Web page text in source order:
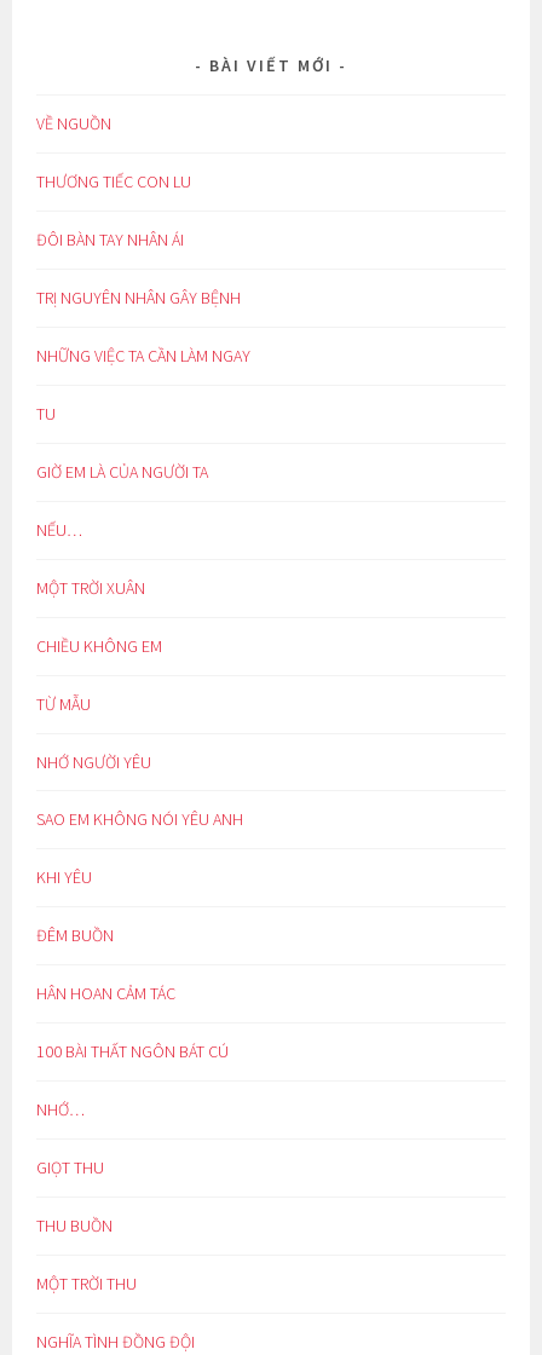
BÀI VIẾT MỚI
VỀ NGUỒN
THƯƠNG TIẾC CON LU
ĐÔI BÀN TAY NHÂN ÁI
TRỊ NGUYÊN NHÂN GÂY BỆNH
NHỮNG VIỆC TA CẦN LÀM NGAY
TU
GIỜ EM LÀ CỦA NGƯỜI TA
NẾU…
MỘT TRỜI XUÂN
CHIỀU KHÔNG EM
TỪ MẪU
NHỚ NGƯỜI YÊU
SAO EM KHÔNG NÓI YÊU ANH
KHI YÊU
ĐÊM BUỒN
HÂN HOAN CẢM TÁC
100 BÀI THẤT NGÔN BÁT CÚ
NHỚ…
GIỌT THU
THU BUỒN
MỘT TRỜI THU
NGHĨA TÌNH ĐỒNG ĐỘI